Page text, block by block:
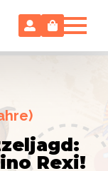
Rexi!
Jahre)
Im Labor